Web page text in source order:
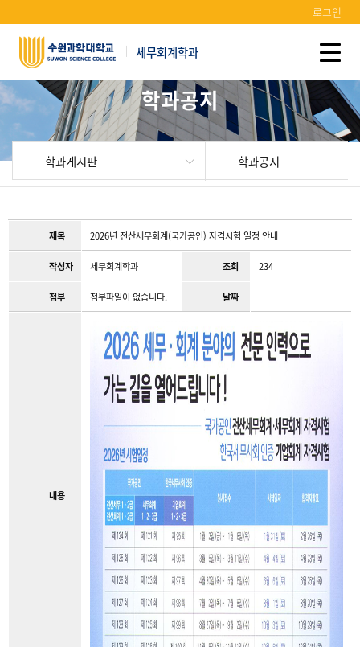
로그인
세무회계학과
학과공지
학과게시판 학과공지
제목 2026년 전산세무회계(국가공인) 자격시험 일정 안내
작성자 세무회계학과 조회 234
첨부 첨부파일이 없습니다. 날짜
내용